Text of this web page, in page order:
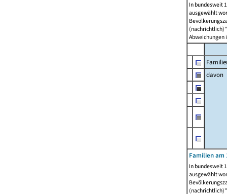
In bundesweit
ausgewählt
Abweichungen
davon
Familien am
In bundesweit
ausgewählt